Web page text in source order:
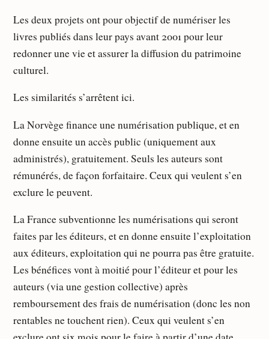
Les deux projets ont pour objectif de numériser les
livres publiés dans leur pays avant 2001 pour leur
redonner une vie et assurer la diffusion du patrimoine
culturel.
Les similarités s’arrêtent ici.
La Norvège finance une numérisation publique, et en
donne ensuite un accès public (uniquement aux
administrés), gratuitement. Seuls les auteurs sont
rémunérés, de façon forfaitaire. Ceux qui veulent s’en
exclure le peuvent.
La France subventionne les numérisations qui seront
faites par les éditeurs, et en donne ensuite l’exploitation
aux éditeurs, exploitation qui ne pourra pas être gratuite.
Les bénéfices vont à moitié pour l’éditeur et pour les
auteurs (via une gestion collective) après
remboursement des frais de numérisation (donc les non
rentables ne touchent rien). Ceux qui veulent s’en